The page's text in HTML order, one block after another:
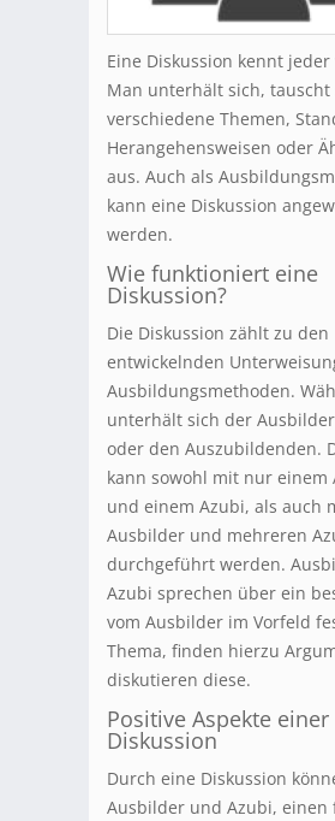
Eine Diskussion kennt jeder
Man unterhält sich,
verschiedene Themen,
Herangehensweisen oder
aus. Auch als
kann eine Diskussion
werden.
Wie funktioniert eine
Diskussion?
Die Diskussion zählt zu den
entwickelnden
Ausbildungsmethoden.
unterhält sich der
oder den Auszubildenden.
kann sowohl mit nur einem
und einem Azubi, als auch
Ausbilder und mehreren
durchgeführt werden.
Azubi sprechen über ein
vom Ausbilder im Vorfeld
Thema, finden hierzu
diskutieren diese.
Positive Aspekte einer
Diskussion
Durch eine Diskussion
Ausbilder und Azubi, einen